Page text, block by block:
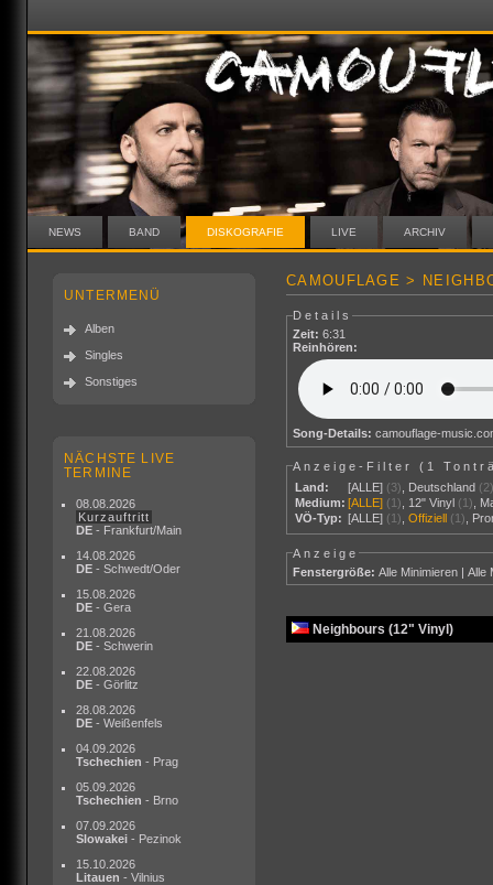
NEWS BAND DISKOGRAFIE LIVE ARCHIV
UNTERMENÜ
Alben
Singles
Sonstiges
NÄCHSTE LIVE
TERMINE
08.08.2026
Kurzauftritt
DE - Frankfurt/Main
14.08.2026
DE - Schwedt/Oder
15.08.2026
DE - Gera
21.08.2026
DE - Schwerin
22.08.2026
DE - Görlitz
28.08.2026
DE - Weißenfels
04.09.2026
Tschechien - Prag
05.09.2026
Tschechien - Brno
07.09.2026
Slowakei - Pezinok
15.10.2026
Litauen - Vilnius
CAMOUFLAGE >
Details
Zeit: 6:31
Reinhören:
Song-Details: camouflage-
Anzeige-Filter ( 1
Land:
[ALLE] (3) Deutschland
Medium: [ALLE] (1) 12" Vinyl (1)
VÖ-Typ: [ALLE] (1) ,Offiziell (1)
Anzeige
Fenstergröße: Alle Minimieren |Alle
Neighbours (12" Vinyl)